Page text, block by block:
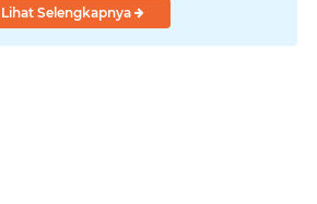
Lihat Selengkapnya